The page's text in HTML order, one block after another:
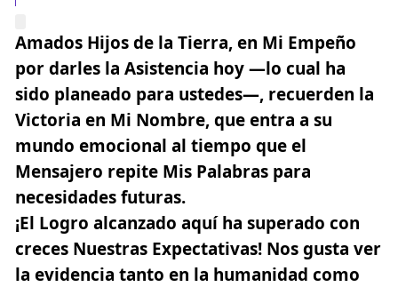
Amados Hijos de la Tierra, en Mi Empeño
por darles la Asistencia hoy —lo cual ha
sido planeado para ustedes—, recuerden la
Victoria en Mi Nombre, que entra a su
mundo emocional al tiempo que el
Mensajero repite Mis Palabras para
necesidades futuras.
¡El Logro alcanzado aquí ha superado con
creces Nuestras Expectativas! Nos gusta ver
la evidencia tanto en la humanidad como